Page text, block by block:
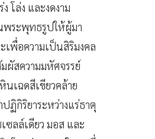
โล่ง และงดงาม
พระพุทธรูปให้ผู้มา
เพื่อความเป็นสิริมงคล
ผัสความมหัศจรรย์
เฉดสีเขียวคล้าย
ฏิกิริยาระหว่างแร่ธาตุ
ลล์เดียว มอส และ